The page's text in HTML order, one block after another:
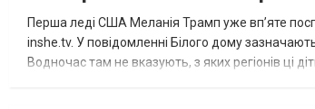
Перша леді США Меланія Трамп уже впʼяте
inshe.tv. У повідомленні Білого дому
Водночас там не вказують, з яких регіонів ці